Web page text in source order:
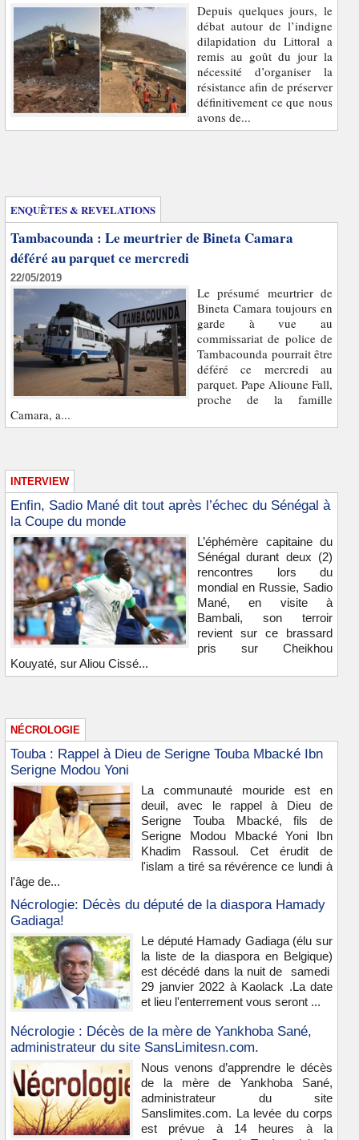
Depuis quelques jours, le
débat autour de l’indigne
dilapidation du Littoral a
remis au goût du jour la
nécessité d’organiser la
résistance afin de préserver
définitivement ce que nous
avons de...
ENQUÊTES & REVELATIONS
Tambacounda : Le meurtrier de Bineta Camara
déféré au parquet ce mercredi
22/05/2019
Le présumé meurtrier de
Bineta Camara toujours en
garde à vue au
commissariat de police de
Tambacounda pourrait être
déféré ce mercredi au
parquet. Pape Alioune Fall,
proche de la famille
Camara, a...
INTERVIEW
Enfin, Sadio Mané dit tout après l’échec du Sénégal à
la Coupe du monde
L’éphémère capitaine du
Sénégal durant deux (2)
rencontres lors du
mondial en Russie, Sadio
Mané, en visite à
Bambali, son terroir
revient sur ce brassard
pris sur Cheikhou
Kouyaté, sur Aliou Cissé...
NÉCROLOGIE
Touba : Rappel à Dieu de Serigne Touba Mbacké Ibn
Serigne Modou Yoni
La communauté mouride est en
deuil, avec le rappel à Dieu de
Serigne Touba Mbacké, fils de
Serigne Modou Mbacké Yoni Ibn
Khadim Rassoul. Cet érudit de
l'islam a tiré sa révérence ce lundi à
l'âge de...
Nécrologie: Décès du député de la diaspora Hamady
Gadiaga!
Le député Hamady Gadiaga (élu sur
la liste de la diaspora en Belgique)
est décédé dans la nuit de samedi
29 janvier 2022 à Kaolack .La date
et lieu l'enterrement vous seront ...
Nécrologie : Décès de la mère de Yankhoba Sané,
administrateur du site SansLimitesn.com.
Nous venons d’apprendre le décès
de la mère de Yankhoba Sané,
administrateur du site
Sanslimites.com. La levée du corps
est prévue à 14 heures à la